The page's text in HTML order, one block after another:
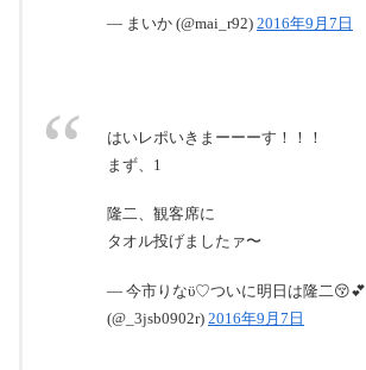
— まいか (@mai_r92) 2016年9月7日
はいレポいきまーーーす！！！
まず、1
隆二、観客席に
タオル投げましたァ〜
— 今市りなϋ♡ついに明日は隆二😚💕
(@_3jsb0902r) 2016年9月7日